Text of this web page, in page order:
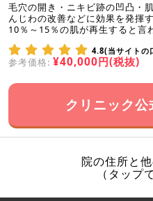
毛穴の開き・ニキビ跡の凹凸・
んじわの改善などに効果を発揮
10％～15％の肌が再生すると言
4.8(当サイトの
参考価格: ¥40,000円(税抜)
クリニック
院の住所と
（タップ